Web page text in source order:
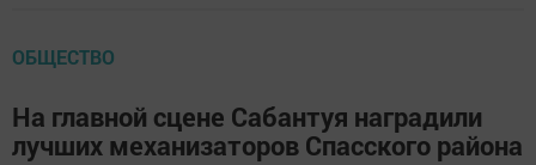
ОБЩЕСТВО
На главной сцене Сабантуя наградили
лучших механизаторов Спасского района